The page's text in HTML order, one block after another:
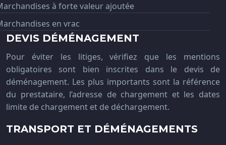
à forte valeur ajoutée
en vrac
DEVIS DÉMÉNAGEMENT
Pour éviter les litiges, vérifiez que les mentions
obligatoires sont bien inscrites dans le devis de
déménagement. Les plus importants sont la référence
du prestataire, l’adresse de chargement et les dates
limite de chargement et de déchargement.
TRANSPORT ET DÉMÉNAGEMENTS